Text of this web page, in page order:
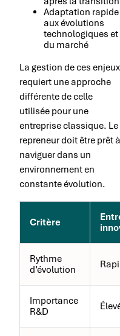
Adaptation rapide
aux évolutions
technologiques et
du marché
La gestion de ces enjeux
requiert une approche
différente de celle
utilisée pour une
entreprise classique. Le
repreneur doit être prêt à
naviguer dans un
environnement en
constante évolution.
Critère
Rythme
d’évolution
Importance
R&D